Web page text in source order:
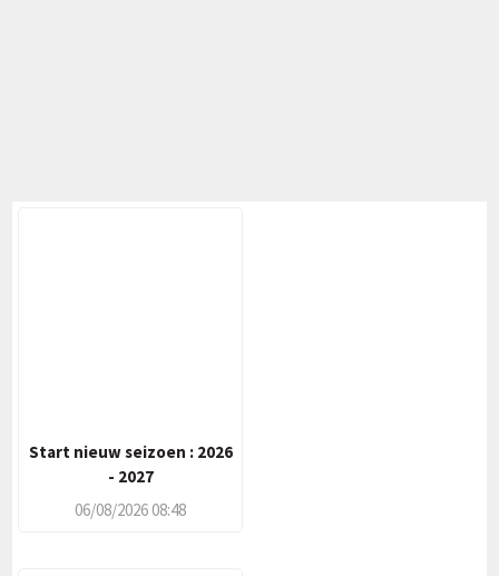
Start nieuw seizoen : 2026
- 2027
06/08/2026 08:48